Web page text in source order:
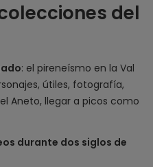
del
: el pireneísmo en la Val
útiles, fotografía,
Aneto, llegar a picos como
durante dos siglos de